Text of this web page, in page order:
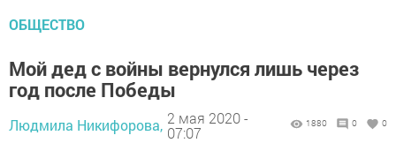
ОБЩЕСТВО
Мой дед с войны вернулся лишь через
год после Победы
Людмила Никифорова, 2 мая 2020 -
07:07
1880 0 0